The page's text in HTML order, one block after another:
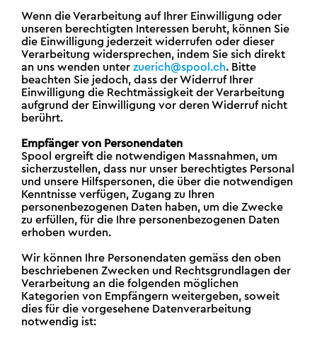
Wenn die Verarbeitung auf Ihrer Einwilligung oder
unseren berechtigten Interessen beruht, können Sie
die Einwilligung jederzeit widerrufen oder dieser
Verarbeitung widersprechen, indem Sie sich direkt
an uns wenden unterzuerich@spool.ch. Bitte
beachten Sie jedoch, dass der Widerruf Ihrer
Einwilligung die Rechtmässigkeit der Verarbeitung
aufgrund der Einwilligung vor deren Widerruf nicht
berührt.
Empfänger von Personendaten
Spool ergreift die notwendigen Massnahmen, um
sicherzustellen, dass nur unser berechtigtes Personal
und unsere Hilfspersonen, die über die notwendigen
Kenntnisse verfügen, Zugang zu Ihren
personenbezogenen Daten haben, um die Zwecke
zu erfüllen, für die Ihre personenbezogenen Daten
erhoben wurden.
Wir können Ihre Personendaten gemäss den oben
beschriebenen Zwecken und Rechtsgrundlagen der
Verarbeitung an die folgenden möglichen
Kategorien von Empfängern weitergeben, soweit
dies für die vorgesehene Datenverarbeitung
notwendig ist: